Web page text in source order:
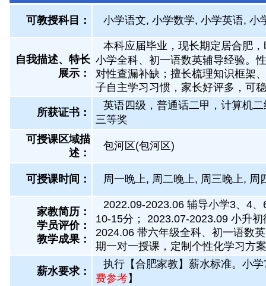
可教授科目： 小学语文, 小学数学, 小学英语, 小
自我描述、特长
展示 ：
本科应届毕业，现长期定居合肥
小学全科、初一语数英辅导经验。
对性查漏补缺；擅长梳理知识框架
子自主学习习惯，家长好评多，可
所获证书 ：
英语四级，普通话二甲，计算机
三等奖
可授课区域描
述：
包河区(包河区)
可授课时间： 周一晚上, 周二晚上, 周三晚上,
家教简历：
学员评价：
教学成果：
2022.09-2023.06 辅导小学3、4
10-15分； 2023.07-2023.09 小升
2024.06 带六年级全科、初一语数
期一对一授课，定制个性化学习方
薪水要求：
执行【合肥家教】薪水标准。小
费参考】